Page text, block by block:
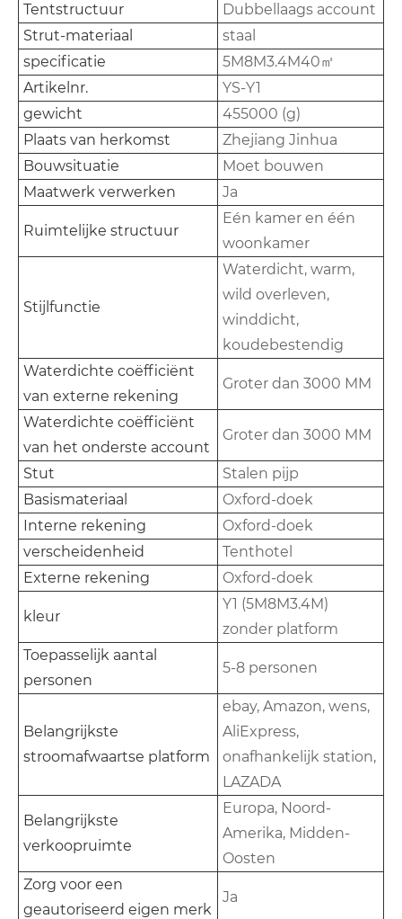
Tentstructuur
Dubbellaags account
Strut-materiaal
staal
specificatie
5M8M3.4M40㎡
Artikelnr.
YS-Y1
gewicht
455000 (g)
Plaats van herkomst
Zhejiang Jinhua
Bouwsituatie
Moet bouwen
Maatwerk verwerken
Ja
Ruimtelijke structuur
Eén kamer en één
woonkamer
Stijlfunctie
Waterdicht, warm,
wild overleven,
winddicht,
koudebestendig
Waterdichte coëfficiënt
van externe rekening
Groter dan 3000 MM
Waterdichte coëfficiënt
van het onderste account
Groter dan 3000 MM
Stut
Stalen pijp
Basismateriaal
Oxford-doek
Interne rekening
Oxford-doek
verscheidenheid
Tenthotel
Externe rekening
Oxford-doek
kleur
Y1 (5M8M3.4M)
zonder platform
Toepasselijk aantal
personen
5-8 personen
Belangrijkste
stroomafwaartse platform
ebay, Amazon, wens,
AliExpress,
onafhankelijk station,
LAZADA
Belangrijkste
verkoopruimte
Europa, Noord-
Amerika, Midden-
Oosten
Zorg voor een
geautoriseerd eigen merk
Ja